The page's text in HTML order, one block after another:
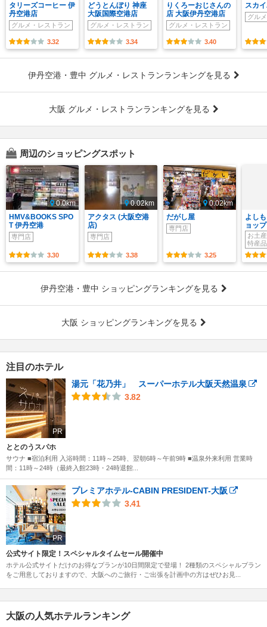
タリーズコーヒー 伊
丹空港店
グルメ・レストラン
3.32
どうとんぼり 神座
大阪国際空港店
グルメ・レストラン
3.34
りくろーおじさんの
店 大阪伊丹空港店
グルメ・レストラン
3.40
スカ
グル
伊丹空港・豊中 グルメ・レストランランキングを見る
大阪 グルメ・レストランランキングを見る
周辺のショッピングスポット
0.0km
HMV&BOOKS SPO
T 伊丹空港
専門店
3.30
0.02km
アクタス (大阪空港
店)
専門店
3.38
0.02km
だがし屋
専門店
3.25
よし
ョッ
お土
特産品
伊丹空港・豊中 ショッピングランキングを見る
大阪 ショッピングランキングを見る
注目のホテル
PR
湯元「花乃井」 スーパーホテル大阪天然温泉
3.82
ととのうスパホ
サウナ ■宿泊利用 入浴時間：11時～25時、翌朝6時～午前9時 ■温泉外来利用 営業時
間：11時～24時（最終入館23時・24時退館...
PR
プレミアホテル-CABIN PRESIDENT-大阪
3.41
公式サイト限定！スペシャルタイムセール開催中
ホテル公式サイトだけのお得なプランが10日間限定で登場！ 2種類のスペシャルプラン
をご用意しておりますので、大阪へのご旅行・ご出張を計画中の方はぜひお見...
大阪の人気ホテルランキング